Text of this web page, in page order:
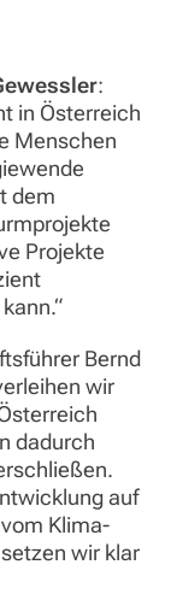
:
in Österreich
Menschen
dem
Projekte
Bernd
wir
dadurch
auf
Klima-
wir klar